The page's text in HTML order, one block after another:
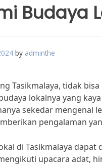
Budaya
by adminthe
Tasikmalaya, tidak
lokalnya yang
sekedar mengenal
pengalaman
di Tasikmalaya
upacara adat,